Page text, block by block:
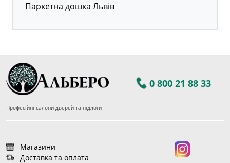
Паркетна дошка Львів
0 800 21 88 33
Професійні салони дверей та підлоги
Магазини
Доставка та оплата